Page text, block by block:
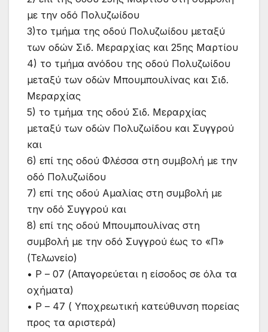
με την οδό Πολυζωίδου
3)το τμήμα της οδού Πολυζωίδου μεταξύ
των οδών Σιδ. Μεραρχίας και 25ης Μαρτίου
4) το τμήμα ανόδου της οδού Πολυζωίδου
μεταξύ των οδών Μπουμπουλίνας και Σιδ.
Μεραρχίας
5) το τμήμα της οδού Σιδ. Μεραρχίας
μεταξύ των οδών Πολυζωίδου και Συγγρού
και
6) επί της οδού Φλέσσα στη συμβολή με την
οδό Πολυζωίδου
7) επί της οδού Αμαλίας στη συμβολή με
την οδό Συγγρού και
8) επί της οδού Μπουμπουλίνας στη
συμβολή με την οδό Συγγρού έως το «Π»
(Τελωνείο)
• Ρ – 07 (Απαγορεύεται η είσοδος σε όλα τα
οχήματα)
• Ρ – 47 ( Υποχρεωτική κατεύθυνση πορείας
προς τα αριστερά)